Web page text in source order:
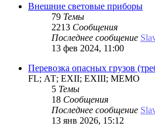
Внешние световые приборы
79 Темы
2213 Сообщения
Последнее сообщение
13 фев 2024, 11:00
Перевозка опасных грузов
FL; АТ; EXII; EXIII; MEMO
5 Темы
18 Сообщения
Последнее сообщение
13 янв 2026, 15:12